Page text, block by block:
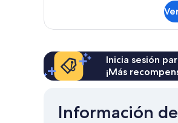
individuales
con
individuales,
2
camas
Inicia sesión
¡Más
Información